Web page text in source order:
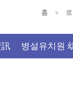
홈
병설유치원